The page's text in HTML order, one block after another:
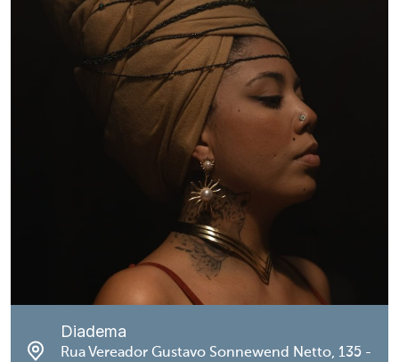
Diadema
Rua Vereador Gustavo Sonnewend Netto, 135 -